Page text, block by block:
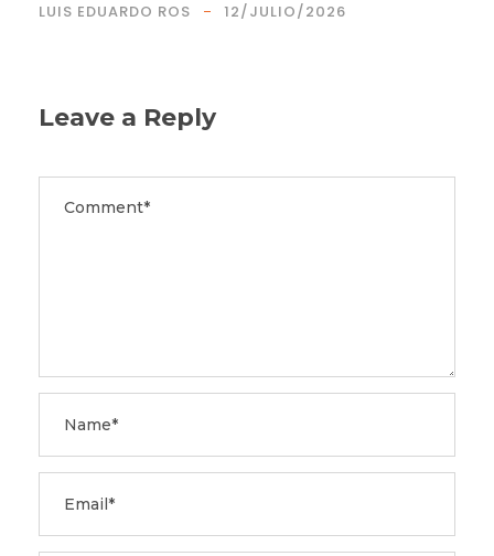
LUIS EDUARDO ROS 12/JULIO/2026
Leave a Reply